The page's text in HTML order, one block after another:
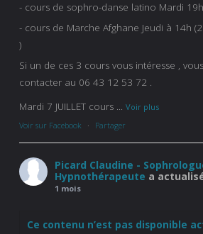
- cours de sophro-danse latino Mardi
- cours de Marche Afghane Jeudi à 14h
)
Si un de ces 3 cours vous intéresse ,
contacter au 06 43 12 53 72 .
Mardi 7 JUILLET cours ... Voir plus
Voir sur Facebook · Partager
Picard Claudine -
Hypnothérapeute a
1 mois
Ce contenu n’est pas disponible